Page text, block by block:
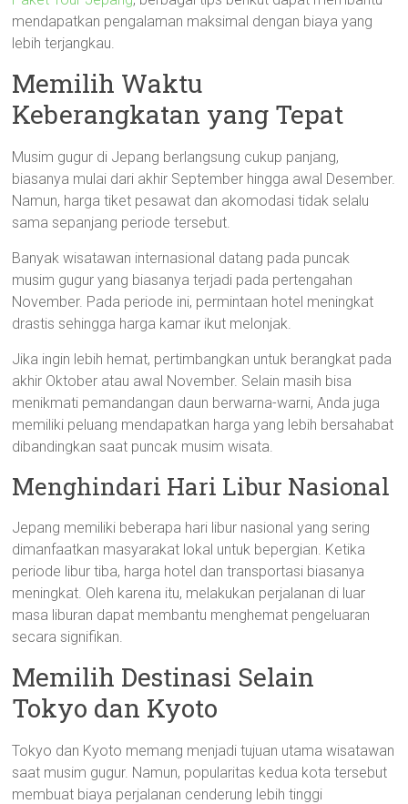
mendapatkan pengalaman maksimal dengan biaya yang
lebih terjangkau.
Memilih Waktu
Keberangkatan yang Tepat
Musim gugur di Jepang berlangsung cukup panjang,
biasanya mulai dari akhir September hingga awal Desember.
Namun, harga tiket pesawat dan akomodasi tidak selalu
sama sepanjang periode tersebut.
Banyak wisatawan internasional datang pada puncak
musim gugur yang biasanya terjadi pada pertengahan
November. Pada periode ini, permintaan hotel meningkat
drastis sehingga harga kamar ikut melonjak.
Jika ingin lebih hemat, pertimbangkan untuk berangkat pada
akhir Oktober atau awal November. Selain masih bisa
menikmati pemandangan daun berwarna-warni, Anda juga
memiliki peluang mendapatkan harga yang lebih bersahabat
dibandingkan saat puncak musim wisata.
Menghindari Hari Libur Nasional
Jepang memiliki beberapa hari libur nasional yang sering
dimanfaatkan masyarakat lokal untuk bepergian. Ketika
periode libur tiba, harga hotel dan transportasi biasanya
meningkat. Oleh karena itu, melakukan perjalanan di luar
masa liburan dapat membantu menghemat pengeluaran
secara signifikan.
Memilih Destinasi Selain
Tokyo dan Kyoto
Tokyo dan Kyoto memang menjadi tujuan utama wisatawan
saat musim gugur. Namun, popularitas kedua kota tersebut
membuat biaya perjalanan cenderung lebih tinggi